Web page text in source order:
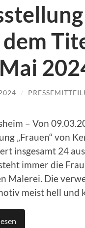
/
– Von
„Frauen“ von
insgesamt 24
immer die
Malerei. Die
meist hell und